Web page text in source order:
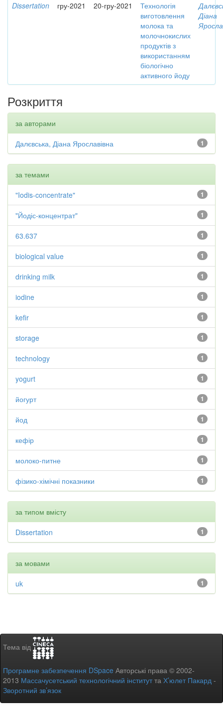
Dissertation гру-2021 20-гру-2021
Технологія
виготовлення
молока та
молочнокислих
продуктів з
використанням
біологічно
активного йоду
Діана
Розкриття
за авторами
1
Далєвська, Діана Ярославівна
за темами
1
"Iodis-concentrate"
1
"Йодіс-концентрат"
1
63.637
1
biological value
1
drinking milk
1
iodine
1
kefir
1
storage
1
technology
1
yogurt
1
йогурт
1
йод
1
кефір
1
молоко-питне
1
фізико-хімічні показники
за типом вмісту
1
Dissertation
за мовами
1
uk
Тема від
Програмне забезпечення DSpace Авторські права © 2002-
2013 Массачусетський технологічний інститутта Х’юлет Пакард -
Зворотний зв’язок